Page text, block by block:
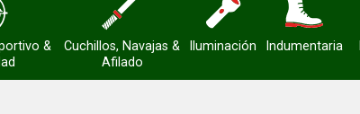
&
Cuchillos, Navajas &
Afilado
Iluminación Indumentaria